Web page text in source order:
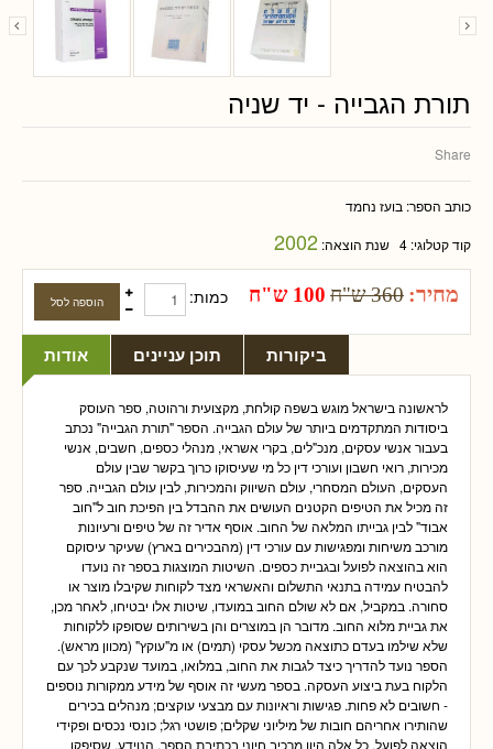
תורת הגבייה - יד שניה
Share
כותב הספר: בועז נחמד
קוד קטלוגי: 4 שנת הוצאה: 2002
מחיר: 360 ש"ח 100 ש"ח כמות:
אודות תוכן עניינים ביקורות
לראשונה בישראל מוגש בשפה קולחת, מקצועית ורהוטה, ספר העוסק
ביסודות המתקדמים ביותר של עולם הגבייה. הספר "תורת הגבייה" נכתב
בעבור אנשי עסקים, מנכ"לים, בקרי אשראי, מנהלי כספים, חשבים, אנשי
מכירות, רואי חשבון ועורכי דין כל מי שעיסוקו כרוך בקשר שבין עולם
העסקים, העולם המסחרי, עולם השיווק והמכירות, לבין עולם הגבייה. ספר
זה מכיל את הטיפים הקטנים העושים את ההבדל בין הפיכת חוב ל"חוב
אבוד" לבין גבייתו המלאה של החוב. אוסף אדיר זה של טיפים ורעיונות
מורכב משיחות ומפגישות עם עורכי דין (מהבכירים בארץ) שעיקר עיסוקם
הוא בהוצאה לפועל ובגביית כספים. השיטות המוצגות בספר זה נועדו
להבטיח עמידה בתנאי התשלום והאשראי מצד לקוחות שקיבלו מוצר או
סחורה. במקביל, אם לא שולם החוב במועדו, שיטות אלו יבטיחו, לאחר מכן,
את גביית מלוא החוב. מדובר הן במוצרים והן בשירותים שסופקו ללקוחות
שלא שילמו בעדם כתוצאה מכשל עסקי (תמים) או מ"עוקץ" (מכוון מראש).
הספר נועד להדריך כיצד לגבות את החוב, במלואו, במועד שנקבע לכך עם
הלקוח בעת ביצוע העסקה. בספר מעשי זה אוסף של מידע ממקורות נוספים
- חשובים לא פחות. פגישות וראיונות עם מבצעי עוקצים; מנהלים בכירים
שהותירו אחריהם חובות של מיליוני שקלים; פושטי רגל; כונסי נכסים ופקידי
הוצאה לפועל. כל אלה היוו מרכיב חיוני בכתיבת הספר. הנוידע, שסיפקו